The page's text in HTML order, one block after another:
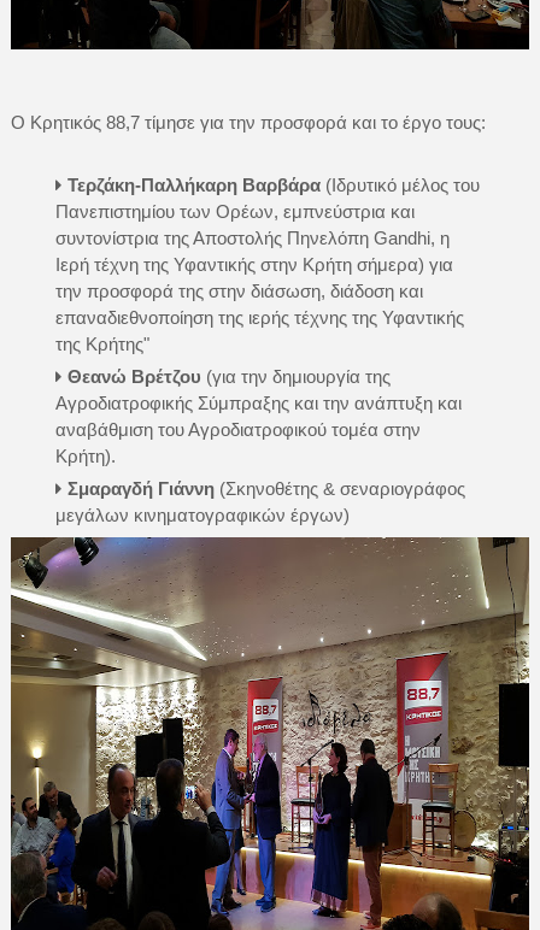
Ο Κρητικός 88,7 τίμησε για την προσφορά και το έργο τους:
Τερζάκη-Παλλήκαρη Βαρβάρα (Ιδρυτικό μέλος του
Πανεπιστημίου των Ορέων, εμπνεύστρια και
συντονίστρια της Αποστολής Πηνελόπη Gandhi, η
Ιερή τέχνη της Υφαντικής στην Κρήτη σήμερα) για
την προσφορά της στην διάσωση, διάδοση και
επαναδιεθνοποίηση της ιερής τέχνης της Υφαντικής
της Κρήτης"
Θεανώ Βρέτζου (για την δημιουργία της
Αγροδιατροφικής Σύμπραξης και την ανάπτυξη και
αναβάθμιση του Αγροδιατροφικού τομέα στην
Κρήτη).
Σμαραγδή Γιάννη (Σκηνοθέτης & σεναριογράφος
μεγάλων κινηματογραφικών έργων)